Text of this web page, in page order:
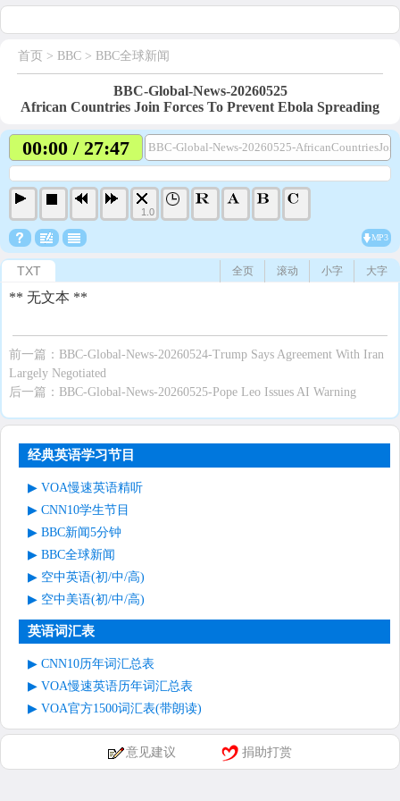
首页 > BBC > BBC全球新闻
BBC-Global-News-20260525
African Countries Join Forces To Prevent Ebola Spreading
00:00 / 27:47 BBC-Global-News-20260525-
1.0
MP3
TXT 大字
小字
滚动
全页
** 无文本 **
前一篇： BBC-Global-News-20260524-Trump Says Agreement With Iran
Largely Negotiated
后一篇： BBC-Global-News-20260525-Pope Leo Issues AI Warning
经典英语学习节目
VOA慢速英语精听
CNN10学生节目
BBC新闻5分钟
BBC全球新闻
空中英语(初/中/高)
空中美语(初/中/高)
英语词汇表
CNN10历年词汇总表
VOA慢速英语历年词汇总表
VOA官方1500词汇表(带朗读)
意见建议 捐助打赏